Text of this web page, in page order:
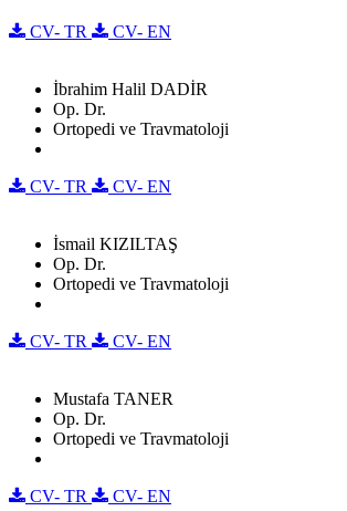
CV- TR CV- EN
İbrahim Halil DADİR
Op. Dr.
Ortopedi ve Travmatoloji
CV- TR CV- EN
İsmail KIZILTAŞ
Op. Dr.
Ortopedi ve Travmatoloji
CV- TR CV- EN
Mustafa TANER
Op. Dr.
Ortopedi ve Travmatoloji
CV- TR CV- EN